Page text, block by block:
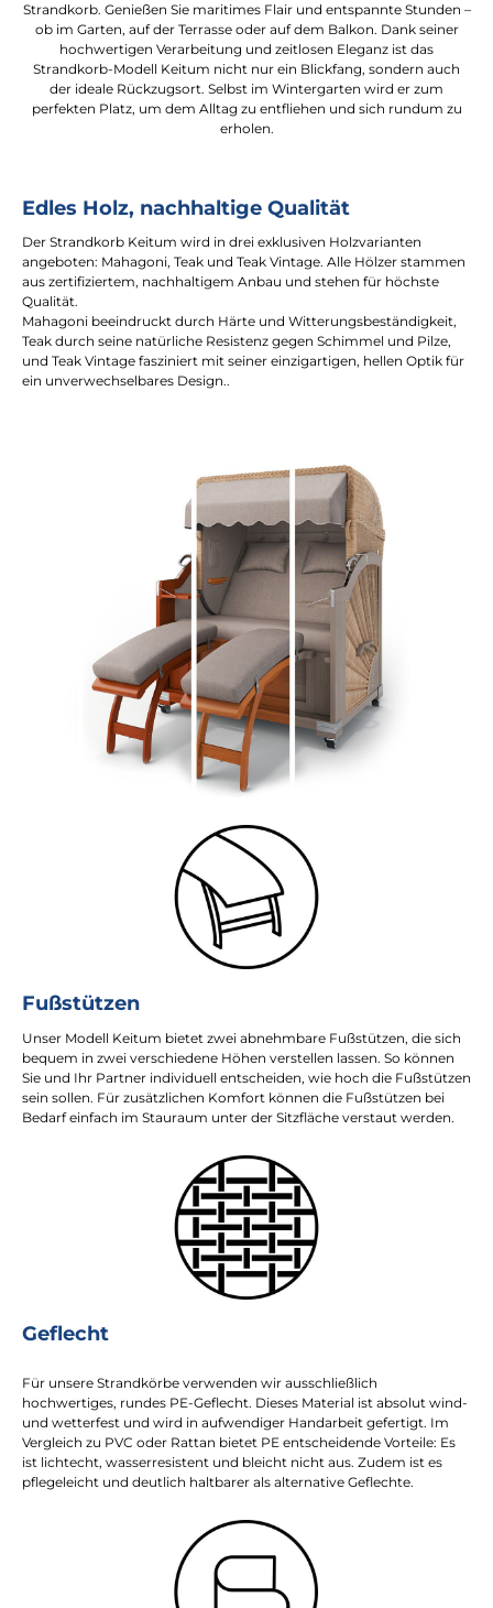
Strandkorb. Genießen Sie maritimes Flair und entspannte Stunden –
ob im Garten, auf der Terrasse oder auf dem Balkon. Dank seiner
hochwertigen Verarbeitung und zeitlosen Eleganz ist das
Strandkorb-Modell Keitum nicht nur ein Blickfang, sondern auch
der ideale Rückzugsort. Selbst im Wintergarten wird er zum
perfekten Platz, um dem Alltag zu entfliehen und sich rundum zu
erholen.
Edles Holz, nachhaltige Qualität
Der Strandkorb Keitum wird in drei exklusiven Holzvarianten
angeboten: Mahagoni, Teak und Teak Vintage. Alle Hölzer stammen
aus zertifiziertem, nachhaltigem Anbau und stehen für höchste
Qualität.
Mahagoni beeindruckt durch Härte und Witterungsbeständigkeit,
Teak durch seine natürliche Resistenz gegen Schimmel und Pilze,
und Teak Vintage fasziniert mit seiner einzigartigen, hellen Optik für
ein unverwechselbares Design..
Fußstützen
Unser Modell Keitum bietet zwei abnehmbare Fußstützen, die sich
bequem in zwei verschiedene Höhen verstellen lassen. So können
Sie und Ihr Partner individuell entscheiden, wie hoch die Fußstützen
sein sollen. Für zusätzlichen Komfort können die Fußstützen bei
Bedarf einfach im Stauraum unter der Sitzfläche verstaut werden.
Geflecht
Für unsere Strandkörbe verwenden wir ausschließlich
hochwertiges, rundes PE-Geflecht. Dieses Material ist absolut wind-
und wetterfest und wird in aufwendiger Handarbeit gefertigt. Im
Vergleich zu PVC oder Rattan bietet PE entscheidende Vorteile: Es
ist lichtecht, wasserresistent und bleicht nicht aus. Zudem ist es
pflegeleicht und deutlich haltbarer als alternative Geflechte.